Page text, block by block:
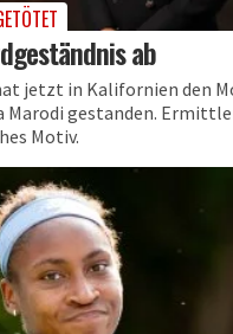
ab
jetzt in Kalifornien den
Marodi gestanden.
Motiv.